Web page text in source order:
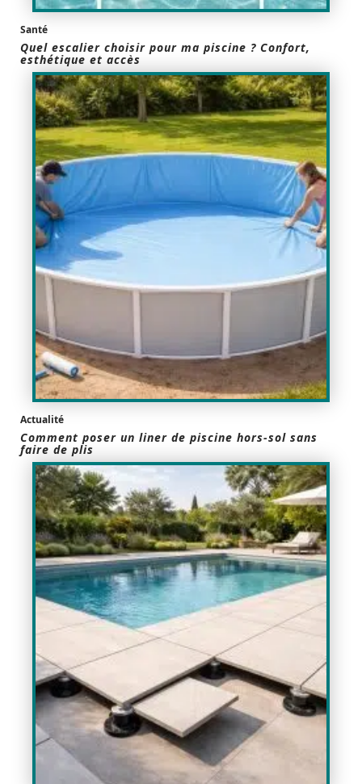
Santé
Quel escalier choisir pour ma piscine ? Confort,
esthétique et accès
Actualité
Comment poser un liner de piscine hors-sol sans
faire de plis